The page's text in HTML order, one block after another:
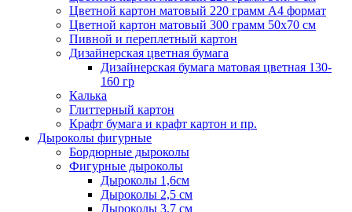
Цветной картон матовый 220 грамм A4 формат
Цветной картон матовый 300 грамм 50х70 см
Пивной и переплетный картон
Дизайнерская цветная бумага
Дизайнерская бумага матовая цветная 130-
160 гр
Калька
Глиттерный картон
Крафт бумага и крафт картон и пр.
Дыроколы фигурные
Бордюрные дыроколы
Фигурные дыроколы
Дыроколы 1,6см
Дыроколы 2,5 см
Дыроколы 3,7 см